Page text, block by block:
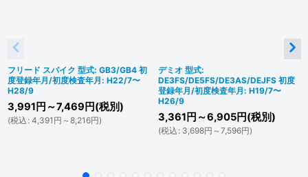
フリード スパイク 型式: GB3/GB4 初
度登録年月/初度検査年月: H22/7〜
H28/9
3,991 円 ～7,469 円(税別)
(税込 : 4,391 円 ～8,216円)
デミオ 型式:
DE3FS/DE5FS/DE3AS/DEJFS 初度
登録年月/初度検査年月: H19/7〜
H26/9
3,361 円 ～6,905円(税別)
(税込 : 3,698円 ～7,596円)